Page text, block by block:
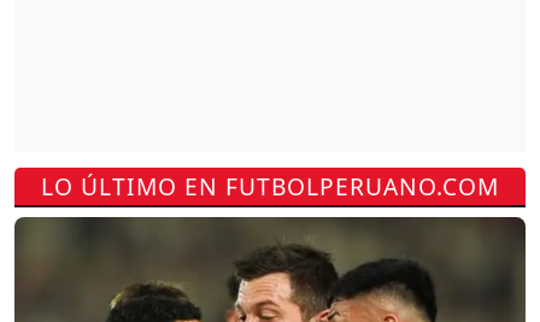
LO ÚLTIMO EN FUTBOLPERUANO.COM